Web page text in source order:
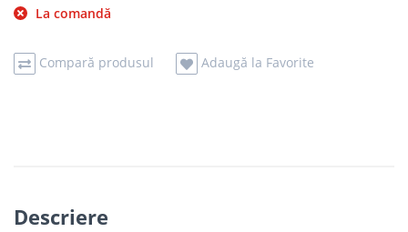
La comandă
Compară produsul Adaugă la Favorite
Descriere